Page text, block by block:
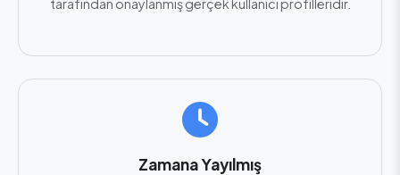
tarafından onaylanmış gerçek kullanıcı profilleridir.
Zamana Yayılmış